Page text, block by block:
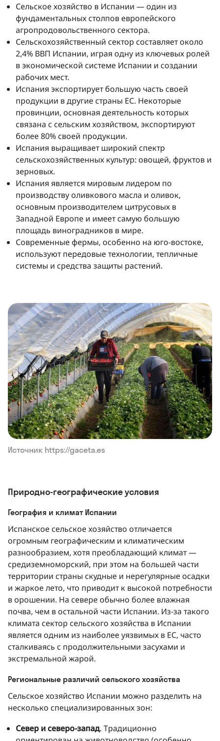
Сельское хозяйство в Испании — один из
фундаментальных столпов европейского
агропродовольственного сектора.
Сельскохозяйственный сектор составляет около
2,4% ВВП Испании, играя одну из ключевых ролей
в экономической системе Испании и создании
рабочих мест.
Испания экспортирует большую часть своей
продукции в другие страны ЕС. Некоторые
провинции, основная деятельность которых
связана с сельским хозяйством, экспортируют
более 80% своей продукции.
Испания выращивает широкий спектр
сельскохозяйственных культур: овощей, фруктов и
зерновых.
Испания является мировым лидером по
производству оливкового масла и оливок,
основным производителем цитрусовых в
Западной Европе и имеет самую большую
площадь виноградников в мире.
Современные фермы, особенно на юго-востоке,
используют передовые технологии, тепличные
системы и средства защиты растений.
Источник https://gaceta.es
Природно-географические условия
География и климат Испании
Испанское сельское хозяйство отличается
огромным географическим и климатическим
разнообразием, хотя преобладающий климат —
средиземноморский, при этом на большей части
территории страны скудные и нерегулярные осадки
и жаркое лето, что приводит к высокой потребности
в орошении. На севере обычно более влажная
почва, чем в остальной части Испании. Из-за такого
климата сектор сельского хозяйства в Испании
является одним из наиболее уязвимых в ЕС, часто
сталкиваясь с продолжительными засухами и
экстремальной жарой.
Региональные различий сельского хозяйства
Сельское хозяйство Испании можно разделить на
несколько специализированных зон:
Север и северо-запад. Традиционно